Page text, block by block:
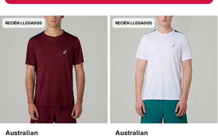
Australian
RECIÉN LLEGADOS
Australian
RECIÉN LLEGADOS